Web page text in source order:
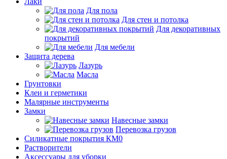
Для пола
Для стен и потолка
Для декоративных
покрытий
Для мебели
Защита дерева
Лазурь
Масла
Грунтовки
Клеи и герметики
Малярные инструменты
Замки
Навесные замки
Перевозка грузов
Силикатные покрытия КМ0
Растворители
Аксессуары для уборки